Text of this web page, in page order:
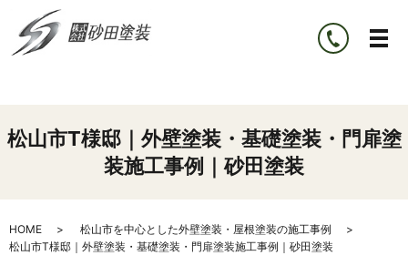
松山市T様邸｜外壁塗装・基礎塗装・門扉塗
装施工事例｜砂田塗装
HOME
松山市を中心とした外壁塗装・屋根塗装の施工事例
松山市T様邸｜外壁塗装・基礎塗装・門扉塗装施工事例｜砂田塗装